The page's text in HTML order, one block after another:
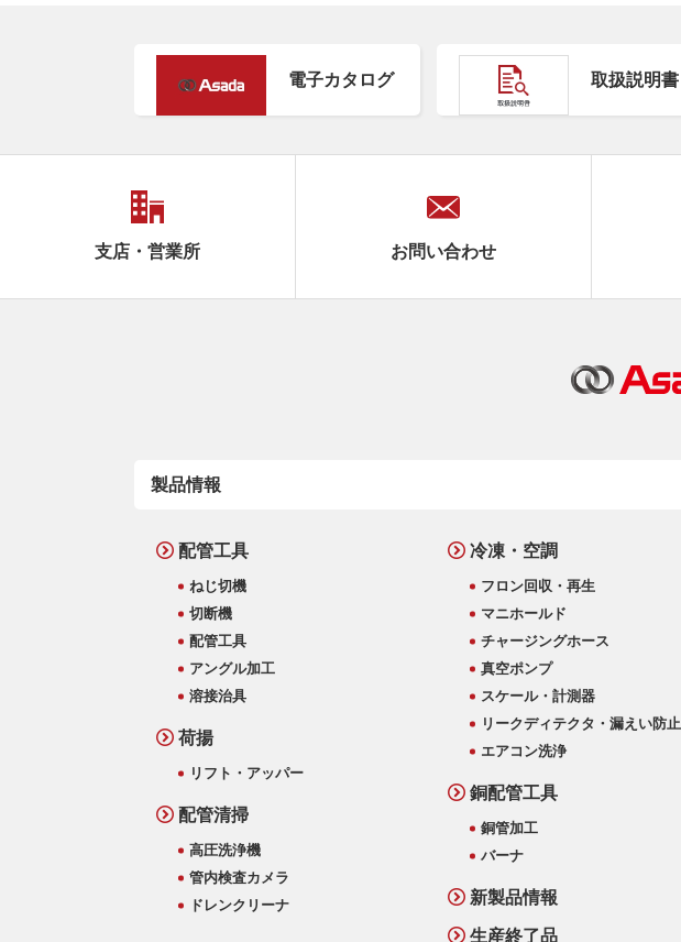
電子カタログ 取扱説明書
支店・営業所 お問い合わせ
製品情報
配管工具
ねじ切機
切断機
配管工具
アングル加工
溶接治具
荷揚
リフト・アッパー
配管清掃
高圧洗浄機
管内検査カメラ
ドレンクリーナ
冷凍・空調
フロン回収・再生
マニホールド
チャージングホース
真空ポンプ
スケール・計測器
リークディテクタ・漏えい防止
エアコン洗浄
銅配管工具
銅管加工
バーナ
新製品情報
生産終了品